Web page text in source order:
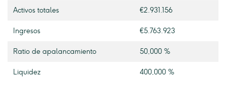
Activos totales €2.931.156
Ingresos €5.763.923
Ratio de apalancamiento 50,000 %
Liquidez 400,000 %